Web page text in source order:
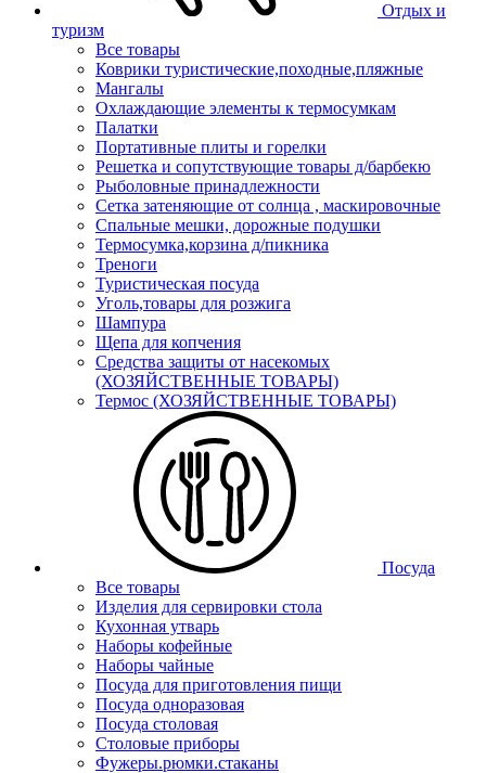
Отдых и
туризм
Все товары
Коврики туристические,походные,пляжные
Мангалы
Охлаждающие элементы к термосумкам
Палатки
Портативные плиты и горелки
Решетка и сопутствующие товары д/барбекю
Рыболовные принадлежности
Сетка затеняющие от солнца , маскировочные
Спальные мешки, дорожные подушки
Термосумка,корзина д/пикника
Треноги
Туристическая посуда
Уголь,товары для розжига
Шампура
Щепа для копчения
Средства защиты от насекомых
(ХОЗЯЙСТВЕННЫЕ ТОВАРЫ)
Термос (ХОЗЯЙСТВЕННЫЕ ТОВАРЫ)
Посуда
Все товары
Изделия для сервировки стола
Кухонная утварь
Наборы кофейные
Наборы чайные
Посуда для приготовления пищи
Посуда одноразовая
Посуда столовая
Столовые приборы
Фужеры.рюмки.стаканы